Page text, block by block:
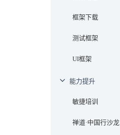
框架下载
测试框架
UI框架
能力提升
敏捷培训
禅道·中国行沙龙